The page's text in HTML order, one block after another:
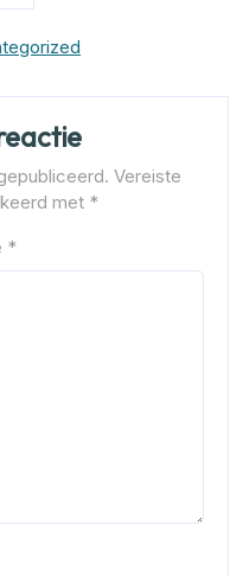
Vereiste
met *
*